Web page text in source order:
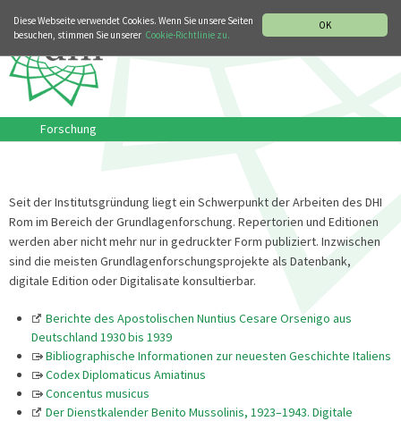
OK
Diese Webseite verwendet Cookies. Wenn Sie unsere Seiten
besuchen, stimmen Sie unserer Cookie-Richtlinie zu.
Forschung
Seit der Institutsgründung liegt ein Schwerpunkt der Arbeiten des DHI
Rom im Bereich der Grundlagenforschung. Repertorien und Editionen
werden aber nicht mehr nur in gedruckter Form publiziert. Inzwischen
sind die meisten Grundlagenforschungsprojekte als Datenbank,
digitale Edition oder Digitalisate konsultierbar.
Berichte des Apostolischen Nuntius Cesare Orsenigo aus
Deutschland 1930 bis 1939
Bibliographische Informationen zur neuesten Geschichte Italiens
Codex Diplomaticus Amiatinus
Concentus musicus
Der Dienstkalender Benito Mussolinis, 1923–1943. Digitale